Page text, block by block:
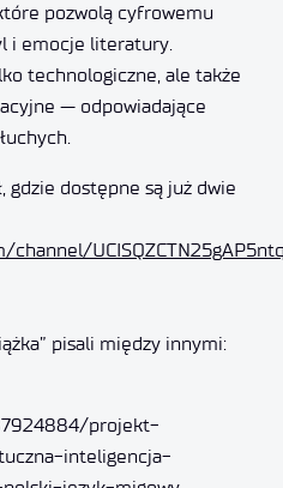
pozwolą cyfrowemu
i emocje literatury.
technologiczne, ale także
— odpowiadające
gdzie dostępne są już dwie
pisali między innymi:
projekt-
inteligencja-